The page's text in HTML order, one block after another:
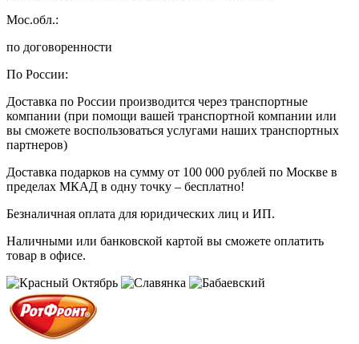
Мос.обл.:
по договоренности
По России:
Доставка по России производится через транспортные
компании (при помощи вашей транспортной компании или
вы сможете воспользоваться услугами наших транспортных
партнеров)
Доставка подарков на сумму от 100 000 рублей по Москве в
пределах МКАД в одну точку – бесплатно!
Безналичная оплата для юридических лиц и ИП.
Наличными или банковской картой вы сможете оплатить
товар в офисе.